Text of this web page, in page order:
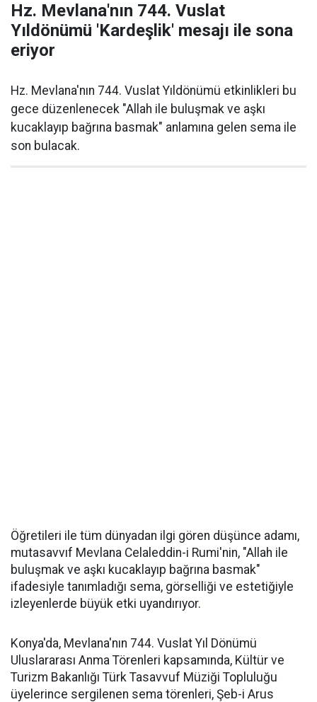
Hz. Mevlana'nın 744. Vuslat
Yıldönümü 'Kardeşlik' mesajı ile sona
eriyor
Hz. Mevlana'nın 744. Vuslat Yıldönümü etkinlikleri bu
gece düzenlenecek "Allah ile buluşmak ve aşkı
kucaklayıp bağrına basmak" anlamına gelen sema ile
son bulacak.
Öğretileri ile tüm dünyadan ilgi gören düşünce adamı,
mutasavvıf Mevlana Celaleddin-i Rumi'nin, "Allah ile
buluşmak ve aşkı kucaklayıp bağrına basmak"
ifadesiyle tanımladığı sema, görselliği ve estetiğiyle
izleyenlerde büyük etki uyandırıyor.
Konya'da, Mevlana'nın 744. Vuslat Yıl Dönümü
Uluslararası Anma Törenleri kapsamında, Kültür ve
Turizm Bakanlığı Türk Tasavvuf Müziği Topluluğu
üyelerince sergilenen sema törenleri, Şeb-i Arus